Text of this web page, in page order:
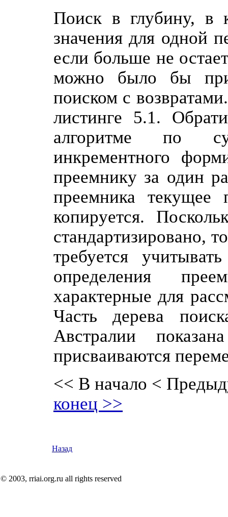
Поиск в глубину, в
значения для одной
если больше не
можно было бы
поиском с
листинге 5.1.
алгоритме по
инкрементного
преемнику за один
преемника текущее
копируется.
стандартизировано,
требуется
определения
характерные для
Часть дерева
Австралии
присваиваются
<< В начало <
конец >>
Назад
© 2003, rriai.org.ru all rights reserved